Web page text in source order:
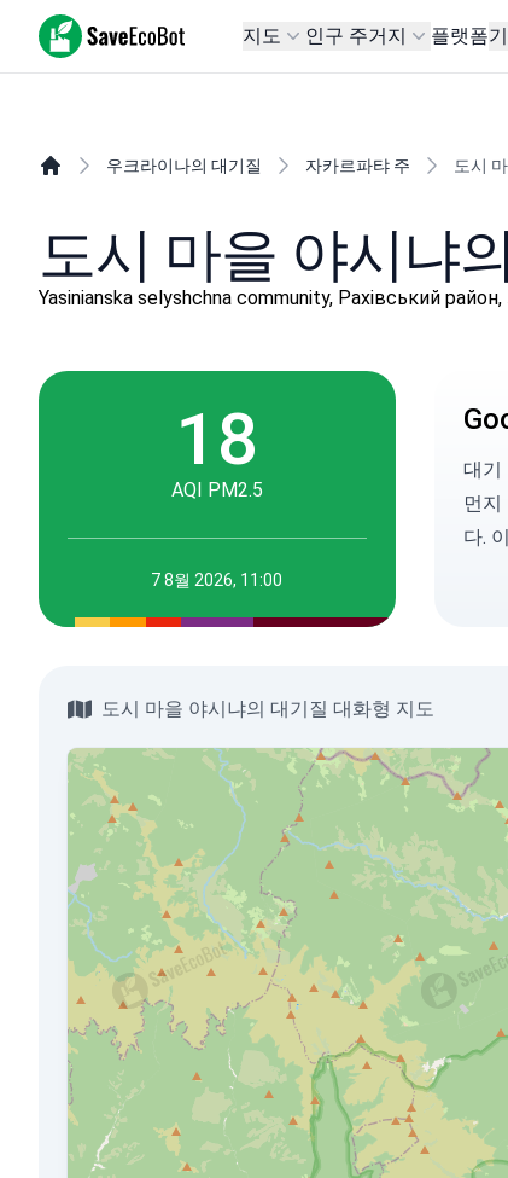
SaveEcoBot 지도 인구 주거지 플랫폼
우크라이나의 대기질 자카르파탸 주 도시
도시 마을 야시냐
Yasinianska selyshchna community, Рахівський
18
AQI PM2.5
7 8월 2026, 11:00
대기
먼지
다.
도시 마을 야시냐의 대기질 대화형 지도